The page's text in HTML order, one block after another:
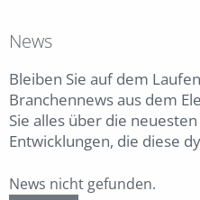
News
Bleiben Sie auf dem
Branchennews aus dem
Sie alles über die
Entwicklungen, die diese
News nicht gefunden.